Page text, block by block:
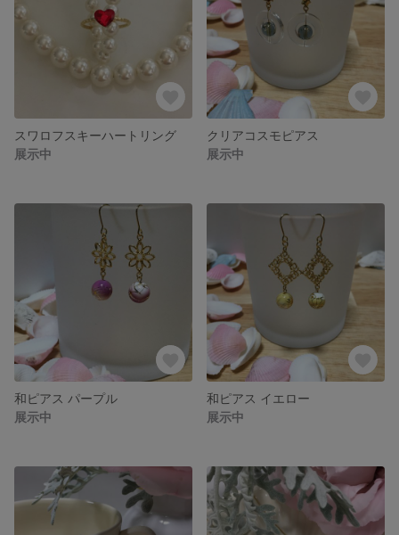
スワロフスキーハートリング
展示中
クリアコスモピアス
展示中
和ピアス パープル
展示中
和ピアス イエロー
展示中